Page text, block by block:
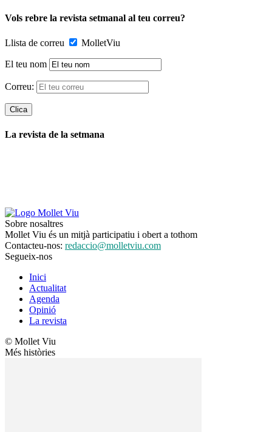
Vols rebre la revista setmanal al teu correu?
Llista de correu MolletViu
El teu nom
Correu:
La revista de la setmana
Sobre nosaltres
Mollet Viu és un mitjà participatiu i obert a tothom
Contacteu-nos: redaccio@molletviu.com
Segueix-nos
Inici
Actualitat
Agenda
Opinió
La revista
© Mollet Viu
Més històries